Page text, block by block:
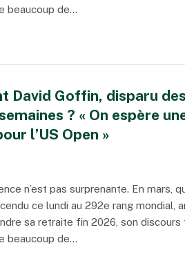
beaucoup de…
David Goffin, disparu
? « On espère
l’US Open »
n’est pas surprenante. En mars,
ce lundi au 292e rang mondial,
sa retraite fin 2026, son discours
beaucoup de…